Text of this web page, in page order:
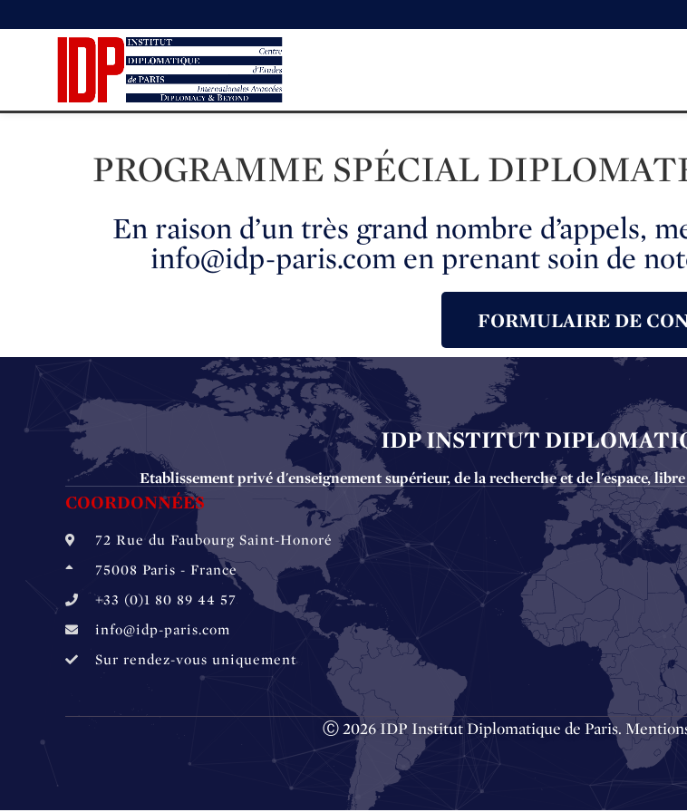
PROGRAMME SPÉCIAL
En raison d’un très grand nombre d’appels,
info@idp-paris.com en prenant soin de
FORMULAIRE DE
IDP INSTITUT
Etablissement privé d'enseignement supérieur, de la recherche et de l'espace,
COORDONNÉES
72 Rue du Faubourg ‎Saint-Honoré
75008 Paris - France
+33 (0)1 80 89 44 57
info@idp-paris.com
Sur rendez-vous uniquement
Ⓒ 2026 IDP Institut Diplomatique de Paris.